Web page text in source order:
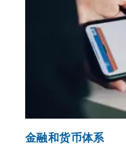
金融和货币体系